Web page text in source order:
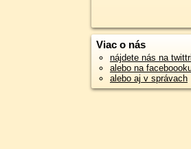
Viac o nás
nájdete nás na twittri
alebo na
alebo aj v správach